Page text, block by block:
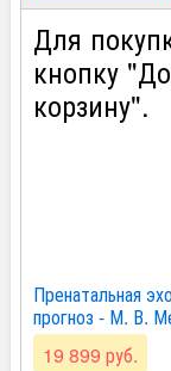
Для
кнопку
корзину".
Пренатальная
прогноз - М. В.
19 899 руб.